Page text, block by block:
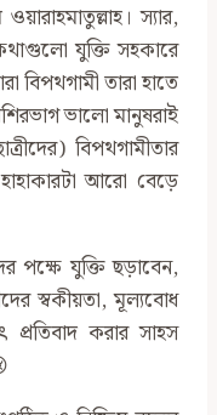
স্যার,
যুক্তি সহকারে
তারা হাতে
ভালো মানুষরাই
বিপথগামীতার
আরো বেড়ে
পক্ষে যুক্তি ছড়াবেন,
স্বকীয়তা, মূল্যবোধ
করার সাহস